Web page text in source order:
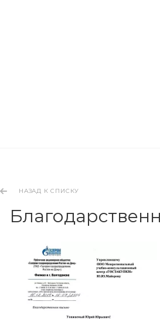
НАЗАД К СПИСКУ